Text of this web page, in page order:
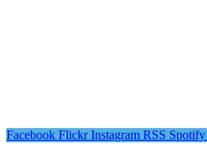
Facebook Flickr Instagram RSS Spotify